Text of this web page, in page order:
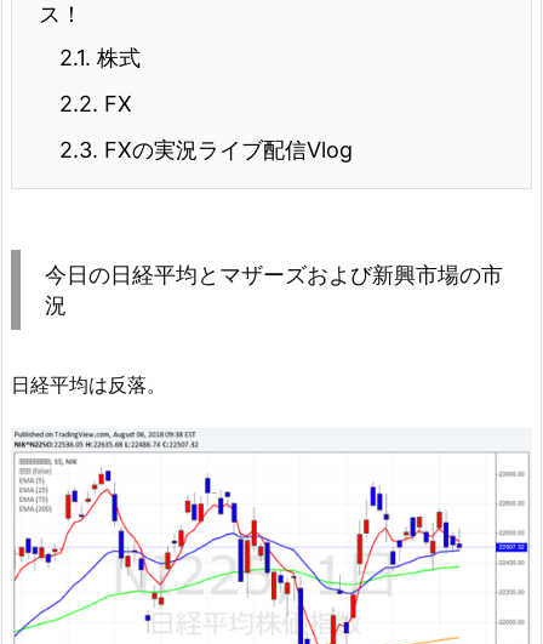
ス！
2.1. 株式
2.2. FX
2.3. FXの実況ライブ配信Vlog
今日の日経平均とマザーズおよび新興市場の市
況
日経平均は反落。